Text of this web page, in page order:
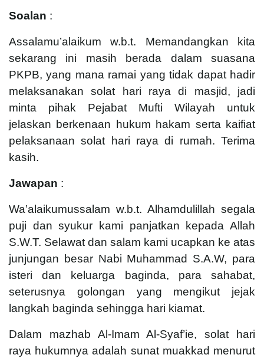
Soalan :
Assalamu’alaikum w.b.t. Memandangkan kita
sekarang ini masih berada dalam suasana
PKPB, yang mana ramai yang tidak dapat hadir
melaksanakan solat hari raya di masjid, jadi
minta pihak Pejabat Mufti Wilayah untuk
jelaskan berkenaan hukum hakam serta kaifiat
pelaksanaan solat hari raya di rumah. Terima
kasih.
Jawapan :
Wa’alaikumussalam w.b.t. Alhamdulillah segala
puji dan syukur kami panjatkan kepada Allah
S.W.T. Selawat dan salam kami ucapkan ke atas
junjungan besar Nabi Muhammad S.A.W, para
isteri dan keluarga baginda, para sahabat,
seterusnya golongan yang mengikut jejak
langkah baginda sehingga hari kiamat.
Dalam mazhab Al-Imam Al-Syaf’ie, solat hari
raya hukumnya adalah sunat muakkad menurut